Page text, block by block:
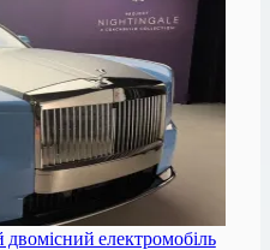
електромобіль